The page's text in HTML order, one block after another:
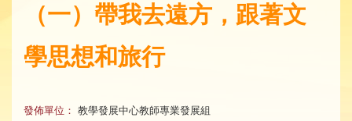
（一）帶我去遠方，跟著文
學思想和旅行
發佈單位： 教學發展中心教師專業發展組